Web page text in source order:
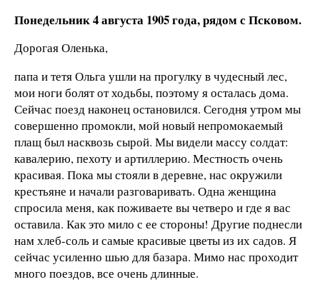
Понедельник 4 августа 1905 года, рядом с Псковом.
Дорогая Оленька,
папа и тетя Ольга ушли на прогулку в чудесный лес,
мои ноги болят от ходьбы, поэтому я осталась дома.
Сейчас поезд наконец остановился. Сегодня утром мы
совершенно промокли, мой новый непромокаемый
плащ был насквозь сырой. Мы видели массу солдат:
кавалерию, пехоту и артиллерию. Местность очень
красивая. Пока мы стояли в деревне, нас окружили
крестьяне и начали разговаривать. Одна женщина
спросила меня, как поживаете вы четверо и где я вас
оставила. Как это мило с ее стороны! Другие поднесли
нам хлеб-соль и самые красивые цветы из их садов. Я
сейчас усиленно шью для базара. Мимо нас проходит
много поездов, все очень длинные.